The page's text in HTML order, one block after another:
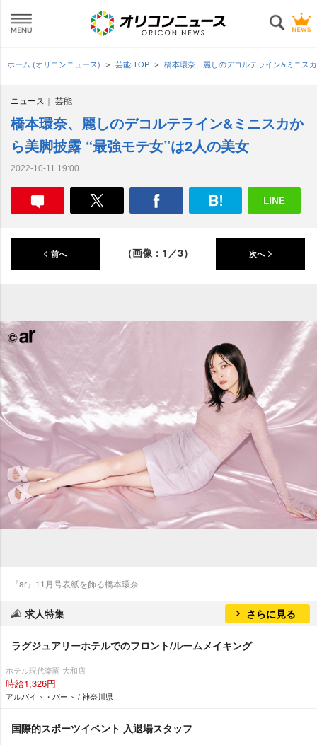
ホーム (オリコンニュース) 芸能 TOP 橋本環奈、麗しのデコルテライン&ミニス
ニュース 芸能
橋本環奈、麗しのデコルテライン&ミニスカか
ら美脚披露 “最強モテ女”は2人の美女
2022-10-11 19:00
前へ （画像：1／3） 次へ
『ar』11月号表紙を飾る橋本環奈
求人特集 さらに見る
ラグジュアリーホテルでのフロント/ルームメイキング
ホテル現代楽園 大和店
時給1,326円
アルバイト・パート / 神奈川県
国際的スポーツイベント 入退場スタッフ